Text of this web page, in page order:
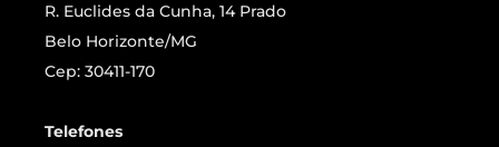
R. Euclides da Cunha, 14 Prado
Belo Horizonte/MG
Cep: 30411-170
Telefones